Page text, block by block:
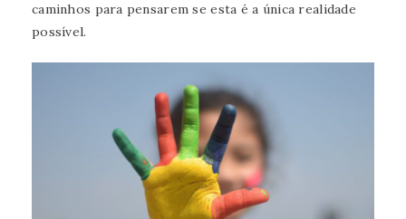
caminhos para pensarem se esta é a única realidade
possível.